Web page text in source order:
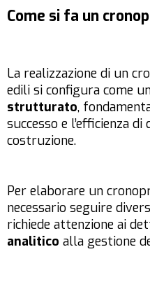
Come si fa un
La realizzazione di un
edili si configura come
strutturato,
successo e l’efficienza
costruzione.
Per elaborare un
necessario seguire
richiede attenzione ai
analitico alla gestione